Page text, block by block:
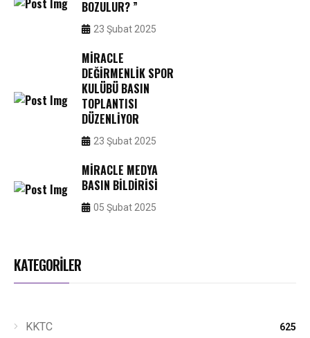
BOZULUR? ”
23 Şubat 2025
MIRACLE
DEĞIRMENLIK SPOR
KULÜBÜ BASIN
TOPLANTISI
DÜZENLIYOR
23 Şubat 2025
MIRACLE MEDYA
BASIN BILDIRISI
05 Şubat 2025
KATEGORİLER
KKTC 625